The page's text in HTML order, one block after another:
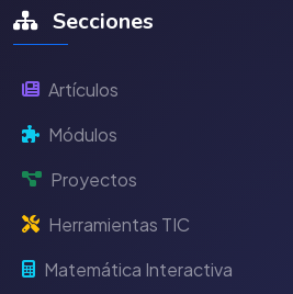
Secciones
Artículos
Módulos
Proyectos
Herramientas TIC
Matemática Interactiva